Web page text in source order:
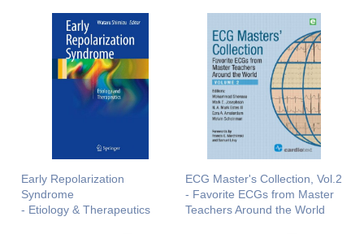
Early Repolarization
Syndrome
- Etiology & Therapeutics
ECG Master's Collection, Vol.2
- Favorite ECGs from Master
Teachers Around the World